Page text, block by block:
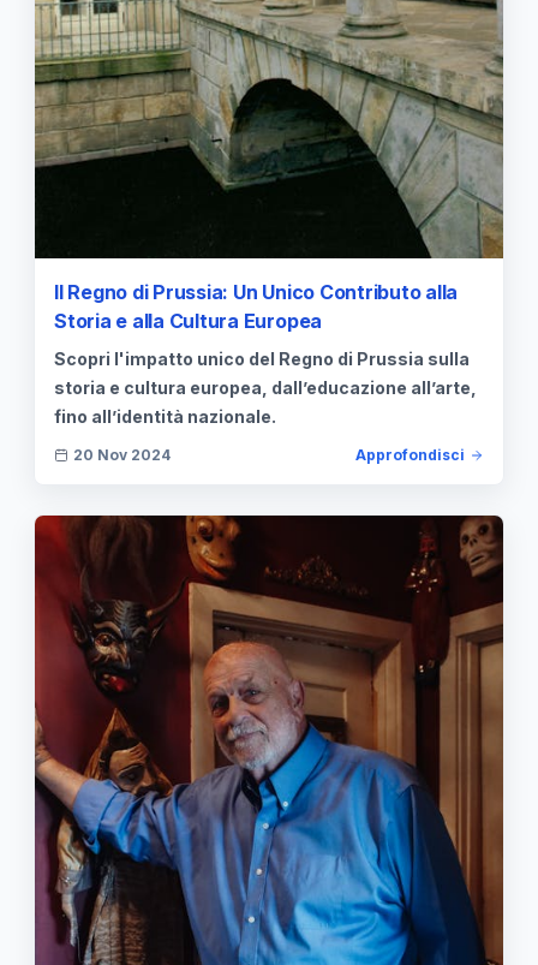
Il Regno di Prussia: Un Unico Contributo alla
Storia e alla Cultura Europea
Scopri l'impatto unico del Regno di Prussia sulla
storia e cultura europea, dall’educazione all’arte,
fino all’identità nazionale.
20 Nov 2024 Approfondisci